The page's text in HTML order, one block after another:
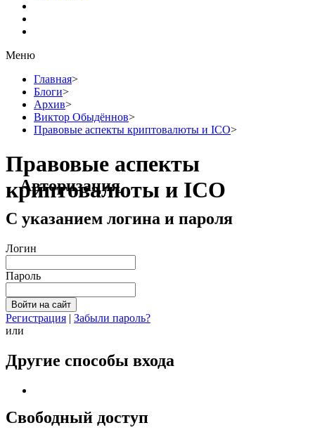
Меню
Главная>
Блоги>
Архив>
Виктор Обыдённов>
Правовые аспекты криптовалюты и ICO>
Правовые аспекты
криптовалюты и ICO
Авторизация
С указанием логина и пароля
Логин
Пароль
Регистрация | Забыли пароль?
или
Другие способы входа
Свободный доступ